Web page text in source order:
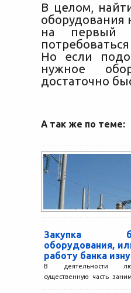
В целом,
оборудования
на первый
Но если
нужное
достаточно
А так же по теме:
Закупка
оборудования,
работу банка
В деятельности
существенную часть